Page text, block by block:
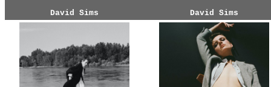
David Sims David Sims